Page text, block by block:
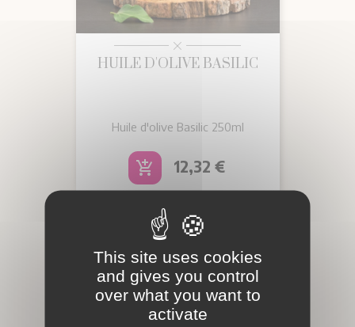
HUILE D'OLIVE BASILIC
Huile d'olive Basilic 250ml
add_shopping_cart Prix
12,32 €
This site uses cookies
and gives you control
over what you want to
activate